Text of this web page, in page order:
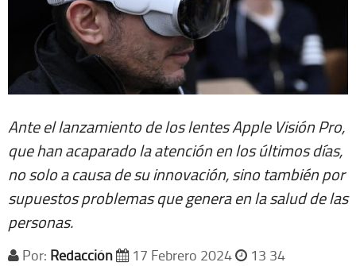
Ante el lanzamiento de los lentes Apple Visión Pro,
que han acaparado la atención en los últimos días,
no solo a causa de su innovación, sino también por
supuestos problemas que genera en la salud de las
personas.
Por: Redacción 17 Febrero 2024 13 34